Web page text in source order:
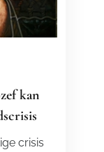
kan
crisis